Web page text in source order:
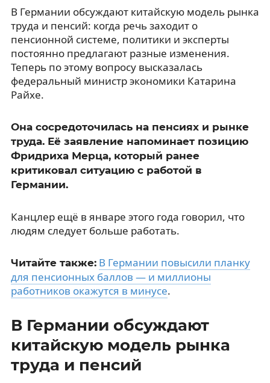
В Германии обсуждают китайскую модель рынка
труда и пенсий: когда речь заходит о
пенсионной системе, политики и эксперты
постоянно предлагают разные изменения.
Теперь по этому вопросу высказалась
федеральный министр экономики Катарина
Райхе.
Она сосредоточилась на пенсиях и рынке
труда. Её заявление напоминает позицию
Фридриха Мерца, который ранее
критиковал ситуацию с работой в
Германии.
Канцлер ещё в январе этого года говорил, что
людям следует больше работать.
Читайте также: В Германии повысили планку
для пенсионных баллов — и миллионы
работников окажутся в минусе.
В Германии обсуждают
китайскую модель рынка
труда и пенсий